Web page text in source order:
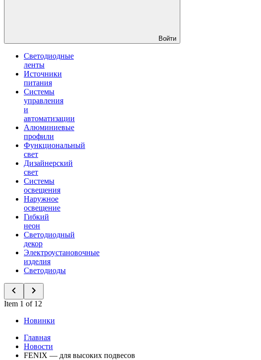
Войти
Светодиодные
ленты
Источники
питания
Системы
управления
и
автоматизации
Алюминиевые
профили
Функциональный
свет
Дизайнерский
свет
Системы
освещения
Наружное
освещение
Гибкий
неон
Светодиодный
декор
Электроустановочные
изделия
Светодиоды
Item 1 of 12
Новинки
Главная
Новости
FENIX — для высоких подвесов